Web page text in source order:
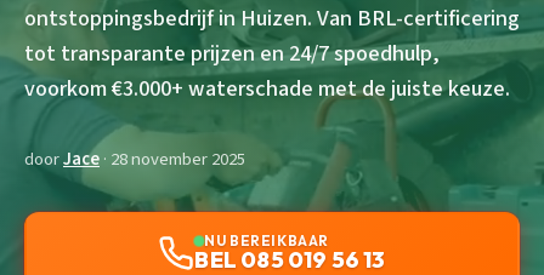
ontstoppingsbedrijf in Huizen. Van BRL-certificering
tot transparante prijzen en 24/7 spoedhulp,
voorkom €3.000+ waterschade met de juiste keuze.
doorJace· 28 november 2025
NU BEREIKBAAR
BEL 085 019 56 13